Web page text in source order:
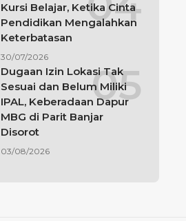
Kursi Belajar, Ketika Cinta
Pendidikan Mengalahkan
Keterbatasan
30/07/2026
Dugaan Izin Lokasi Tak
Sesuai dan Belum Miliki
IPAL, Keberadaan Dapur
MBG di Parit Banjar
Disorot
03/08/2026